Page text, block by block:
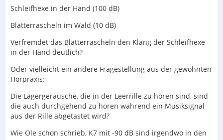
Schleifhexe in der Hand (100 dB)
Blätterrascheln im Wald (10 dB)
Verfremdet das Blätterrascheln den Klang der Schleifhexe
in der Hand deutlich?
Oder vielleicht ein andere Fragestellung aus der gewohnten
Hörpraxis:
Die Lagergeräusche, die in der Leerrille zu hören sind, sind
die auch durchgehend zu hören während ein Musiksignal
aus der Rille abgetastet wird?
Wie Ole schon schrieb, K7 mit -90 dB sind irgendwo in den